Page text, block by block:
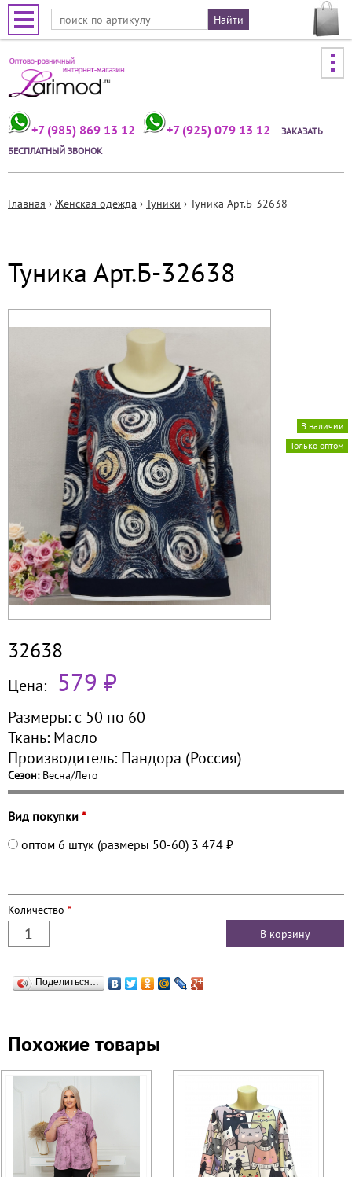
Jump to navigation
+7 (985) 869 13 12 +7 (925) 079 13 12
ЗАКАЗАТЬ
БЕСПЛАТНЫЙ ЗВОНОК
здесь
Главная › Женская одежда › Туники › Туника Арт.Б-32638
Туника Арт.Б-32638
Только оптом
В наличии
32638
Цена: 579 ₽
Размеры: с 50 по 60
Ткань: Масло
Производитель: Пандора (Россия)
Сезон: Весна/Лето
Вид покупки *
оптом 6 штук (размеры 50-60) 3 474 ₽
Количество *
Поделиться…
Похожие товары